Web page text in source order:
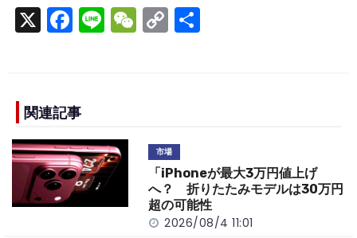
X F
a
e
b
o
o
k
Li
n
W
e
C
o
n
k
関連記事
市場
「iPhoneが最大3万円値上げ
へ？ 折りたたみモデルは30万円
超の可能性
2026/08/4 11:01